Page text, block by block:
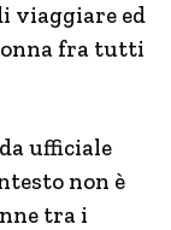
viaggiare ed
fra tutti
ufficiale
non è
tra i